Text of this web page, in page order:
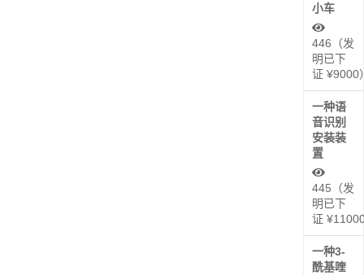
小车
446（发
明已下
证 ¥9000
一种语
音识别
安装装
置
445（发
明已下
证
一种3-
酰基喹